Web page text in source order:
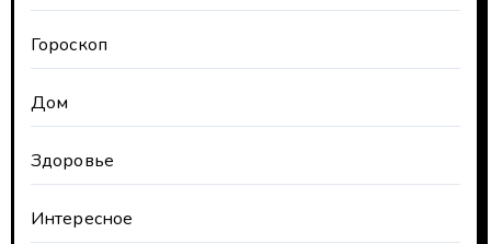
Гороскоп
Дом
Здоровье
Интересное